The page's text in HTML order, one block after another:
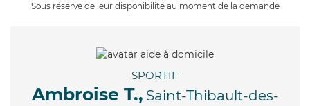
Sous réserve de leur disponibilité au moment de la demande
SPORTIF
Ambroise T., Saint-Thibault-des-